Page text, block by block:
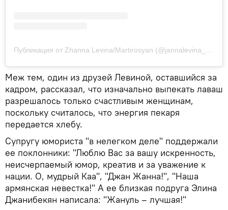
Публикация от Zhanna Levina/Martirosyan (@jannalevina_martirosyan)
Меж тем, один из друзей Левиной, оставшийся за
кадром, рассказал, что изначально выпекать лаваш
разрешалось только счастливым женщинам,
поскольку считалось, что энергия пекаря
передается хлебу.
Супругу юмориста "в нелегком деле" поддержали
ее поклонники: "Люблю Вас за вашу искренность,
неисчерпаемый юмор, креатив и за уважение к
нации. О, мудрый Каа", "Джан Жанна!", "Наша
армянская невестка!" А ее близкая подруга Элина
Джанибекян написала: "Жануль – лучшая!"